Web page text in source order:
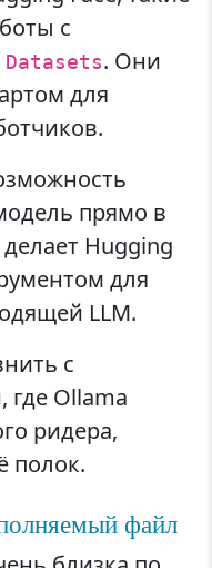
с
Datasets. Они
для
прямо в
Hugging
для
LLM.
с
где Ollama
ридера,
полок.
файл